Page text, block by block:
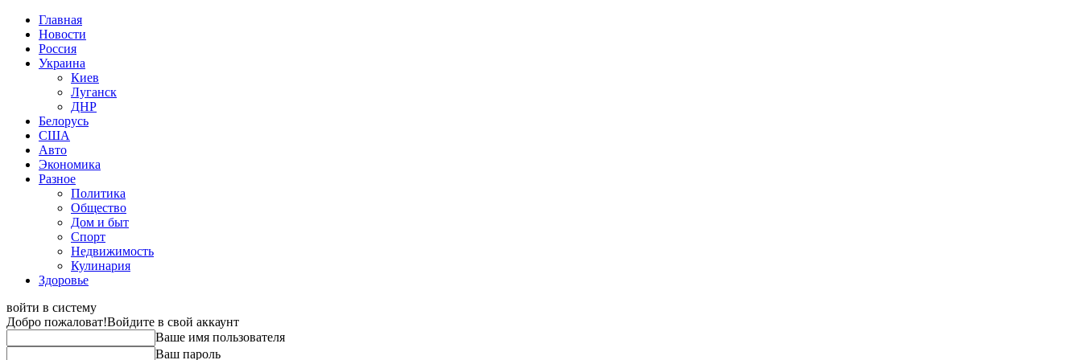
Главная
Новости
Россия
Украина
Киев
Луганск
ДНР
Белорусь
США
Авто
Экономика
Разное
Политика
Общество
Дом и быт
Спорт
Недвижимость
Кулинария
Здоровье
войти в систему
Добро пожаловат!Войдите в свой аккаунт
Ваше имя пользователя
Ваш пароль